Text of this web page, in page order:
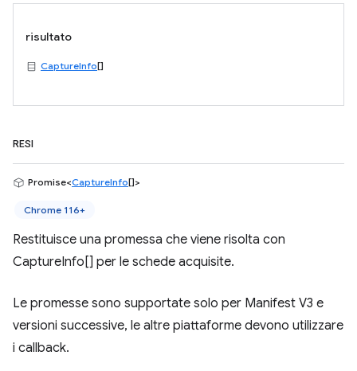
risultato
CaptureInfo[]
RESI
Promise<CaptureInfo[]>
Chrome 116+
Restituisce una promessa che viene risolta con
CaptureInfo[] per le schede acquisite.
Le promesse sono supportate solo per Manifest V3 e
versioni successive, le altre piattaforme devono utilizzare
i callback.